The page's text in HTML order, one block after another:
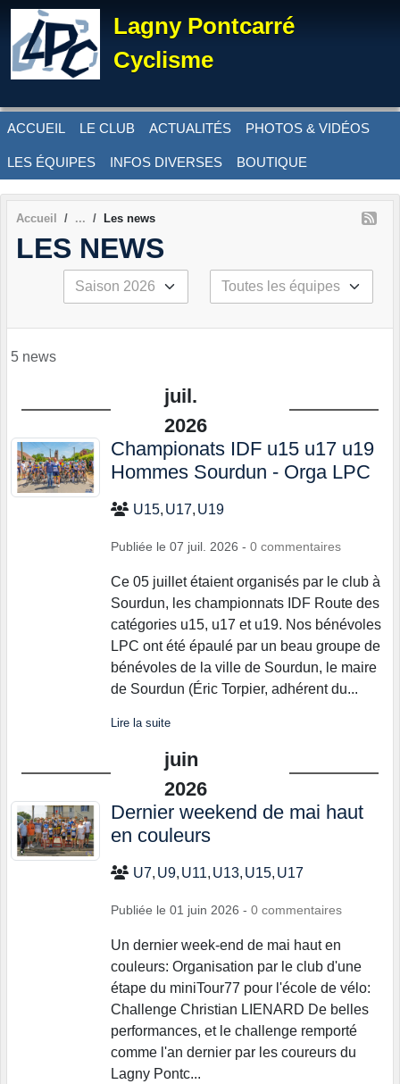
Lagny Pontcarré
Cyclisme
ACCUEIL LE CLUB ACTUALITÉS PHOTOS & VIDÉOS
LES ÉQUIPES INFOS DIVERSES BOUTIQUE
Accueil Les news
LES NEWS
5 news
juil.
2026
Championats IDF u15 u17 u19
Hommes Sourdun - Orga LPC
U15 U17 U19
Publiée le 07 juil. 2026 - 0 commentaires
Ce 05 juillet étaient organisés par le club à
Sourdun, les championnats IDF Route des
catégories u15, u17 et u19. Nos bénévoles
LPC ont été épaulé par un beau groupe de
bénévoles de la ville de Sourdun, le maire
de Sourdun (Éric Torpier, adhérent du...
Lire la suite
juin
2026
Dernier weekend de mai haut
en couleurs
U7 U9 U11 U13 U15 U17
Publiée le 01 juin 2026 - 0 commentaires
Un dernier week-end de mai haut en
couleurs: Organisation par le club d'une
étape du miniTour77 pour l'école de vélo:
Challenge Christian LIENARD De belles
performances, et le challenge remporté
comme l'an dernier par les coureurs du
Lagny Pontc...
Panneau de gestion des cookies